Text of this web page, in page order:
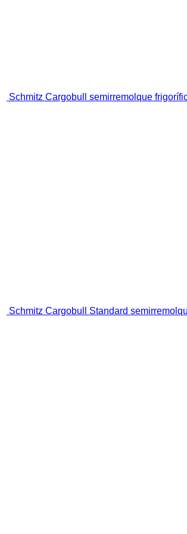
Schmitz Cargobull semirremolque
Schmitz Cargobull Standard